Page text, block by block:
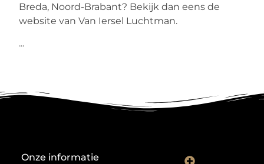
Breda, Noord-Brabant? Bekijk dan eens de
website van Van Iersel Luchtman.
...
Onze informatie